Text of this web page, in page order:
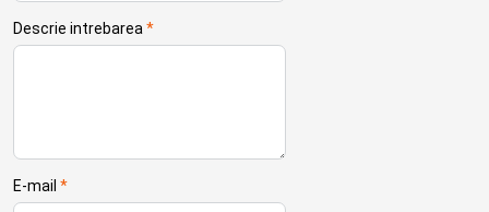
Descrie intrebarea*
E-mail *